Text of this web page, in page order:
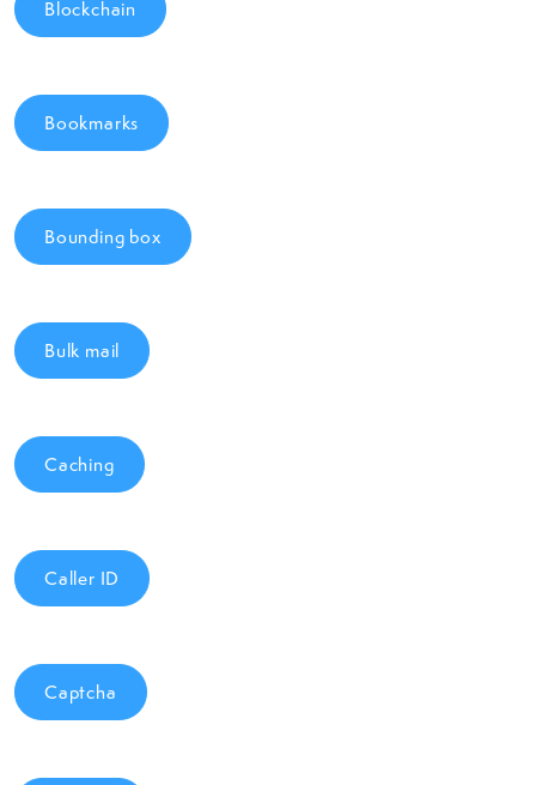
Blockchain
Bookmarks
Bounding box
Bulk mail
Caching
Caller ID
Captcha